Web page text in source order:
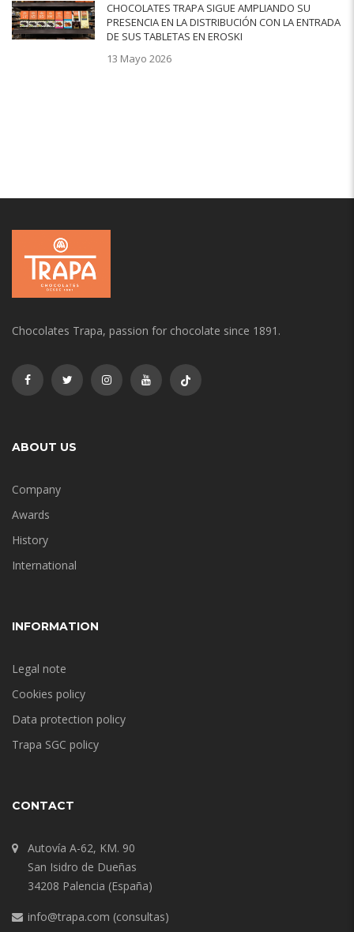
CHOCOLATES TRAPA SIGUE AMPLIANDO SU
PRESENCIA EN LA DISTRIBUCIÓN CON LA ENTRADA
DE SUS TABLETAS EN EROSKI
13 Mayo 2026
Chocolates Trapa, passion for chocolate since 1891.
ABOUT US
Company
Awards
History
International
INFORMATION
Legal note
Cookies policy
Data protection policy
Trapa SGC policy
CONTACT
Autovía A-62, KM. 90
San Isidro de Dueñas
34208 Palencia (España)
info@trapa.com (consultas)